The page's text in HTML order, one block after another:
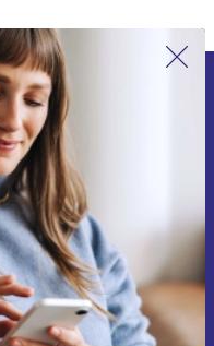
nieuwsbrief en
vind je in ons